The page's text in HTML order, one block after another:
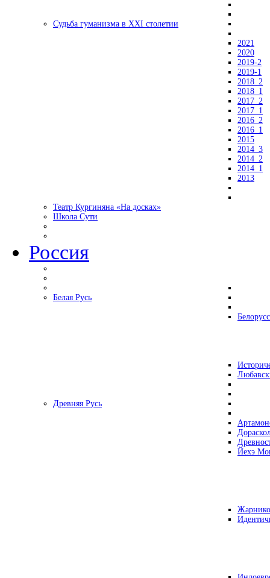
Судьба гуманизма в XXI столетии
2021
2020
2019-2
2019-1
2018_2
2018_1
2017_2
2017_1
2016_2
2016_1
2015
2014_3
2014_2
2014_1
2013
Театр Кургиняна «На досках»
Школа Сути
Россия
Белая Русь
Древняя Русь
Йехэ